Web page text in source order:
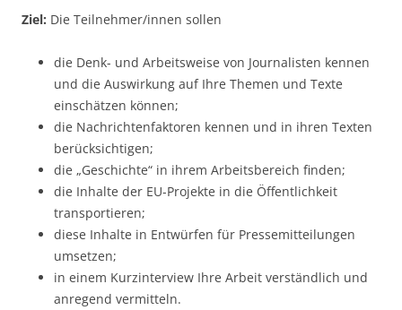
Ziel: Die Teilnehmer/innen sollen
die Denk- und Arbeitsweise von Journalisten kennen
und die Auswirkung auf Ihre Themen und Texte
einschätzen können;
die Nachrichtenfaktoren kennen und in ihren Texten
berücksichtigen;
die „Geschichte“ in ihrem Arbeitsbereich finden;
die Inhalte der EU-Projekte in die Öffentlichkeit
transportieren;
diese Inhalte in Entwürfen für Pressemitteilungen
umsetzen;
in einem Kurzinterview Ihre Arbeit verständlich und
anregend vermitteln.